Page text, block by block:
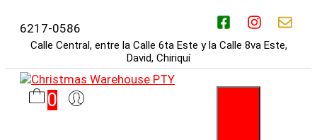
contenido
6217-0586
Calle Central, entre la Calle 6ta Este y la Calle 8va Este,
David, Chiriquí
0